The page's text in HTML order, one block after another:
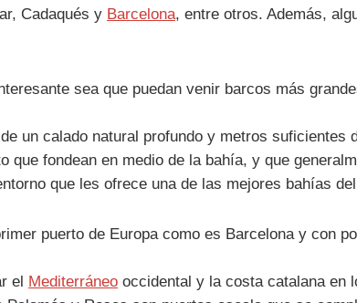
Cadaqués y Barcelona, entre otros. Además,
sea que puedan venir barcos más
un calado natural profundo y metros suficientes
fondean en medio de la bahía, y que
que les ofrece una de las mejores bahías
puerto de Europa como es Barcelona y con
el Mediterráneo occidental y la costa catalana en